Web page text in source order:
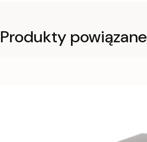
Produkty powiązane